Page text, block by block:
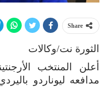
Share
الثورة نت/وكالات
أعلن المنتخب
مدافعه ليوناردو